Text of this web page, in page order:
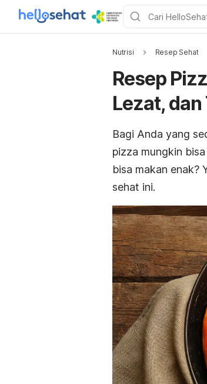
Nutrisi Resep Sehat
Resep
Lezat,
Bagi Anda yang
pizza mungkin
bisa makan enak?
sehat ini.